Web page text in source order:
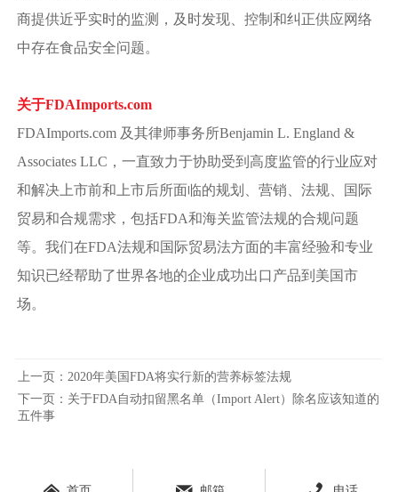
商提供近乎实时的监测，及时发现、控制和纠正供应网络
中存在食品安全问题。
关于FDAImports.com
FDAImports.com 及其律师事务所Benjamin L. England &
Associates LLC，一直致力于协助受到高度监管的行业应对
和解决上市前和上市后所面临的规划、营销、法规、国际
贸易和合规需求，包括FDA和海关监管法规的合规问题
等。我们在FDA法规和国际贸易法方面的丰富经验和专业
知识已经帮助了世界各地的企业成功出口产品到美国市
场。
上一页： 2020年美国FDA将实行新的营养标签法规
下一页： 关于FDA自动扣留黑名单（Import Alert）除名应该知道的
五件事